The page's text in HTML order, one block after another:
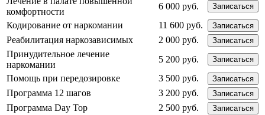
комфортности
6 000 руб. Записаться
Кодирование от наркомании 11 600 руб. Записаться
Реабилитация наркозависимых 2 000 руб. Записаться
Принудительное лечение
наркомании
5 200 руб. Записаться
Помощь при передозировке 3 500 руб. Записаться
Программа 12 шагов 3 200 руб. Записаться
Программа Day Top 2 500 руб. Записаться